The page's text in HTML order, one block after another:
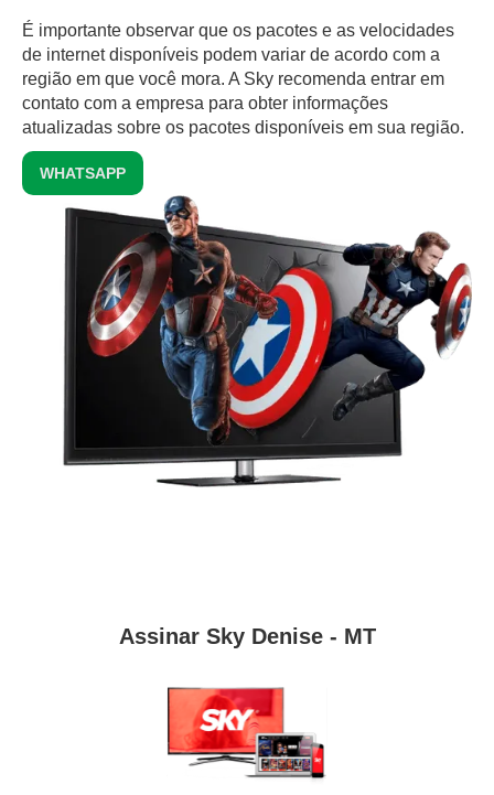
É importante observar que os pacotes e as velocidades
de internet disponíveis podem variar de acordo com a
região em que você mora. A Sky recomenda entrar em
contato com a empresa para obter informações
atualizadas sobre os pacotes disponíveis em sua região.
WHATSAPP
Assinar Sky Denise - MT